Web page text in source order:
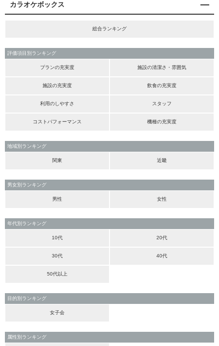
カラオケボックス
総合ランキング
評価項目別ランキング
プランの充実度 施設の清潔さ・雰囲気
施設の充実度 飲食の充実度
利用のしやすさ スタッフ
コストパフォーマンス 機種の充実度
地域別ランキング
関東 近畿
男女別ランキング
男性 女性
年代別ランキング
10代 20代
30代 40代
50代以上
目的別ランキング
女子会
属性別ランキング